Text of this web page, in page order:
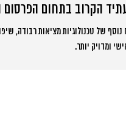
הקרוב בתחום הפרסום
נוסף של טכנולוגיות מציאות רבודה,
ומדויק יותר.